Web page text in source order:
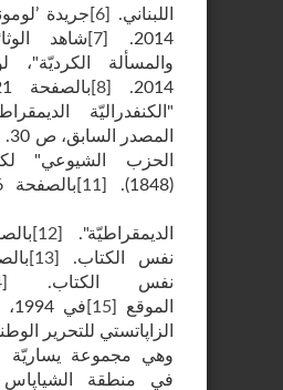
اللبناني. [
6
]
2014.
[
7
] شاهد
والمسألة الكرديّة"،
2014.
[
8
]
"الكنفدراليّة
المصدر السابق، ص 30.
الحزب الشيوعي"
(1848).
[
11
]
الديمقراطيّة". [
12
]
نفس الكتاب. [
13
]
نفس الكتاب. [
الموقع [
15
]
الزاپاتستي للتحرير
وهي مجموعة يساريّة
في منطقة الشياپاس